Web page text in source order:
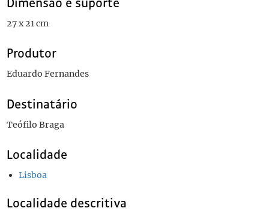
27 x 21 cm
Produtor
Eduardo Fernandes
Destinatário
Teófilo Braga
Localidade
Lisboa
Localidade descritiva